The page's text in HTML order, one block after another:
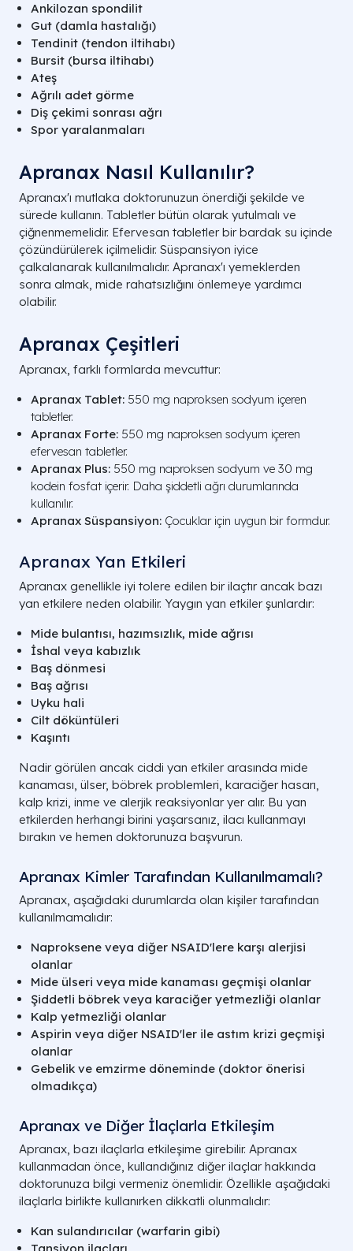
Ankilozan spondilit
Gut (damla hastalığı)
Tendinit (tendon iltihabı)
Bursit (bursa iltihabı)
Ateş
Ağrılı adet görme
Diş çekimi sonrası ağrı
Spor yaralanmaları
Apranax Nasıl Kullanılır?
Apranax'ı mutlaka doktorunuzun önerdiği şekilde ve
sürede kullanın. Tabletler bütün olarak yutulmalı ve
çiğnenmemelidir. Efervesan tabletler bir bardak su içinde
çözündürülerek içilmelidir. Süspansiyon iyice
çalkalanarak kullanılmalıdır. Apranax'ı yemeklerden
sonra almak, mide rahatsızlığını önlemeye yardımcı
olabilir.
Apranax Çeşitleri
Apranax, farklı formlarda mevcuttur:
Apranax Tablet: 550 mg naproksen sodyum içeren
tabletler.
Apranax Forte: 550 mg naproksen sodyum içeren
efervesan tabletler.
Apranax Plus: 550 mg naproksen sodyum ve 30 mg
kodein fosfat içerir. Daha şiddetli ağrı durumlarında
kullanılır.
Apranax Süspansiyon: Çocuklar için uygun bir formdur.
Apranax Yan Etkileri
Apranax genellikle iyi tolere edilen bir ilaçtır ancak bazı
yan etkilere neden olabilir. Yaygın yan etkiler şunlardır:
Mide bulantısı, hazımsızlık, mide ağrısı
İshal veya kabızlık
Baş dönmesi
Baş ağrısı
Uyku hali
Cilt döküntüleri
Kaşıntı
Nadir görülen ancak ciddi yan etkiler arasında mide
kanaması, ülser, böbrek problemleri, karaciğer hasarı,
kalp krizi, inme ve alerjik reaksiyonlar yer alır. Bu yan
etkilerden herhangi birini yaşarsanız, ilacı kullanmayı
bırakın ve hemen doktorunuza başvurun.
Apranax Kimler Tarafından Kullanılmamalı?
Apranax, aşağıdaki durumlarda olan kişiler tarafından
kullanılmamalıdır:
Naproksene veya diğer NSAID'lere karşı alerjisi
olanlar
Mide ülseri veya mide kanaması geçmişi olanlar
Şiddetli böbrek veya karaciğer yetmezliği olanlar
Kalp yetmezliği olanlar
Aspirin veya diğer NSAID'ler ile astım krizi geçmişi
olanlar
Gebelik ve emzirme döneminde (doktor önerisi
olmadıkça)
Apranax ve Diğer İlaçlarla Etkileşim
Apranax, bazı ilaçlarla etkileşime girebilir. Apranax
kullanmadan önce, kullandığınız diğer ilaçlar hakkında
doktorunuza bilgi vermeniz önemlidir. Özellikle aşağıdaki
ilaçlarla birlikte kullanırken dikkatli olunmalıdır:
Kan sulandırıcılar (warfarin gibi)